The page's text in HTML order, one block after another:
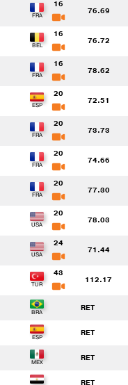
16
76.69
16
76.72
16
78.62
20
72.51
20
73.73
20
74.66
20
77.30
20
78.03
24
71.44
43
112.17
RET
RET
RET
RET